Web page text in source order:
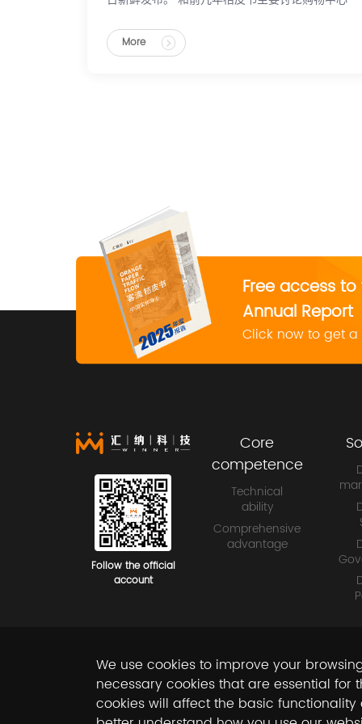
们从中看到了2022年实体商业行业面临的困难，
但更看到整个行业正孕育着的希望。
More
We use cookies to improve your
necessary cookies that are essential
cookies will affect the basic
Free access
Annual Report
Click now to get
Follow the official
account
Core
competence
Technical
ability
Comprehensive
advantage